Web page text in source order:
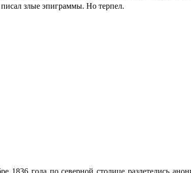
злые эпиграммы. Но терпел.
1836 года по северной столице разлетелись